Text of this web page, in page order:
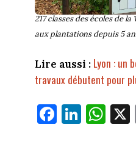
217 classes des écoles de
aux plantations depuis 5
Lire aussi : Lyon : un
travaux débutent pour
Fa
ce
Li
nk
W
ha